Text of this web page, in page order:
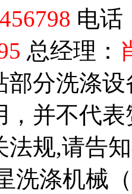
电话
总经理：
部分洗涤
，并不代
法规,请告
洗涤机械